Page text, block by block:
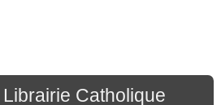
Catholique